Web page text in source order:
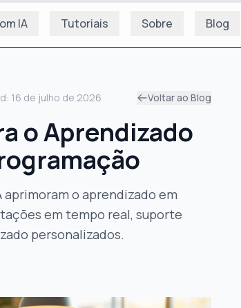
IA Tutoriais Sobre Blog
16 de julho de 2026 Voltar ao Blog
o Aprendizado
o aprendizado em
em tempo real, suporte
personalizados.